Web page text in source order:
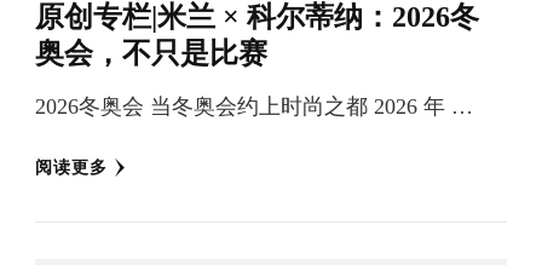
原创专栏|米兰 × 科尔蒂纳：2026冬
奥会，不只是比赛
2026冬奥会 当冬奥会约上时尚之都 2026 年 …
阅读更多